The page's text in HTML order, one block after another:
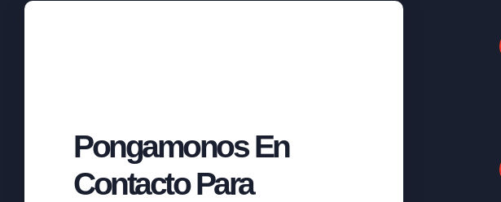
Pongamonos En
Contacto Para